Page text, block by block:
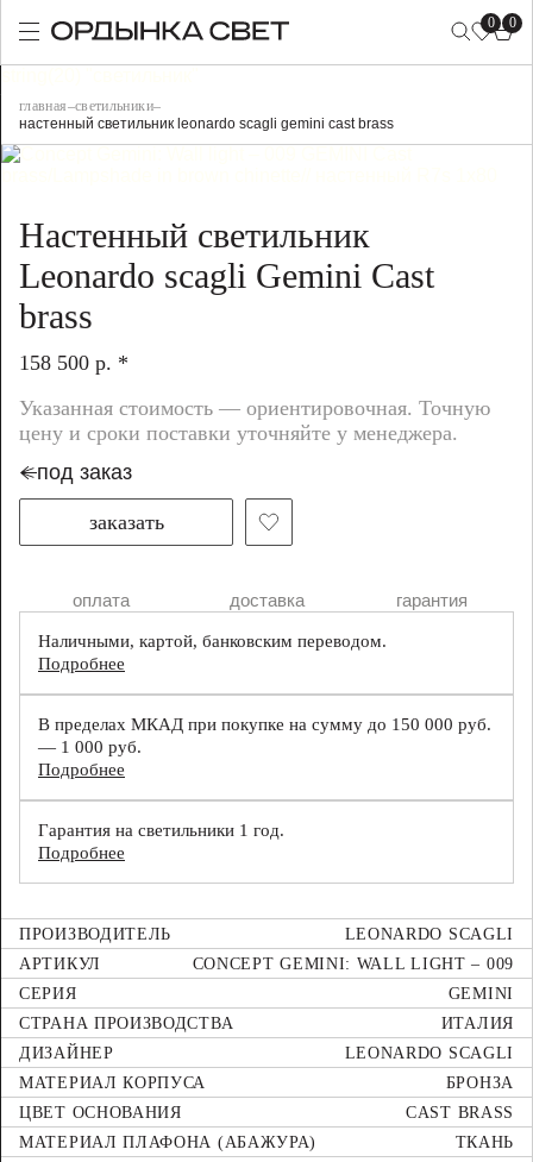
0 0
главная–светильники–
настенный светильник leonardo scagli gemini cast brass
Настенный светильник
Leonardo scagli Gemini Cast
brass
158 500 р. *
Указанная стоимость — ориентировочная. Точную
цену и сроки поставки уточняйте у менеджера.
под заказ
заказать
оплата доставка гарантия
Наличными, картой, банковским переводом.
Подробнее
В пределах МКАД при покупке на сумму до 150 000 руб.
— 1 000 руб.
Подробнее
Гарантия на светильники 1 год.
Подробнее
ПРОИЗВОДИТЕЛЬ
LEONARDO SCAGLI
АРТИКУЛ
CONCEPT GEMINI: WALL LIGHT – 009
СЕРИЯ
GEMINI
СТРАНА ПРОИЗВОДСТВА
ИТАЛИЯ
ДИЗАЙНЕР
LEONARDO SCAGLI
МАТЕРИАЛ КОРПУСА
БРОНЗА
ЦВЕТ ОСНОВАНИЯ
CAST BRASS
МАТЕРИАЛ ПЛАФОНА (АБАЖУРА)
ТКАНЬ